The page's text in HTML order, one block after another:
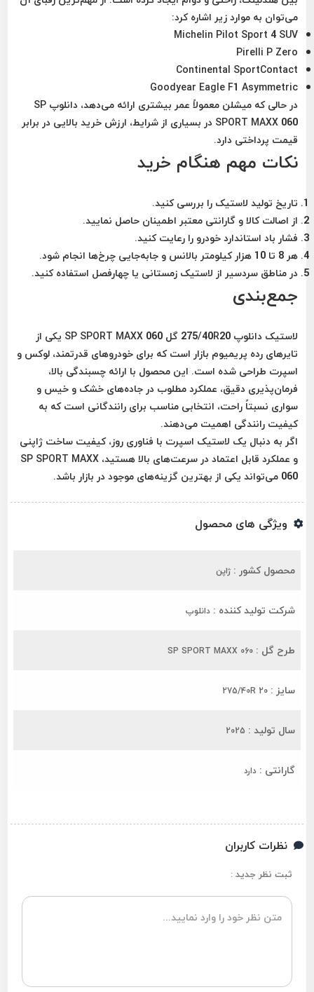
می‌توان به موارد زیر اشاره کرد:
Michelin Pilot Sport 4 SUV
Pirelli P Zero
Continental SportContact
Goodyear Eagle F1 Asymmetric
در حالی که میشلن معمولاً عمر بیشتری ارائه می‌دهد، دانلوپ SP
SPORT MAXX 060 در بسیاری از شرایط، ارزش خرید بالایی در برابر
قیمت پرداختی دارد.
نکات مهم هنگام خرید
تاریخ تولید لاستیک را بررسی کنید.
از اصالت کالا و گارانتی معتبر اطمینان حاصل نمایید.
فشار باد استاندارد خودرو را رعایت کنید.
هر 8 تا 10 هزار کیلومتر بالانس و جابه‌جایی چرخ‌ها انجام شود.
در مناطق سردسیر از لاستیک زمستانی یا چهارفصل استفاده کنید.
جمع‌بندی
لاستیک دانلوپ 275/40R20 گل SP SPORT MAXX 060 یکی از
تایرهای رده پریمیوم بازار است که برای خودروهای قدرتمند، لوکس و
اسپرت طراحی شده است. این محصول با ارائه چسبندگی بالا،
فرمان‌پذیری دقیق، عملکرد مطلوب در جاده‌های خشک و خیس و
سواری نسبتاً راحت، انتخابی مناسب برای رانندگانی است که به
کیفیت رانندگی اهمیت می‌دهند.
اگر به دنبال یک لاستیک اسپرت با فناوری روز، کیفیت ساخت ژاپنی
و عملکرد قابل اعتماد در سرعت‌های بالا هستید، SP SPORT MAXX
060 می‌تواند یکی از بهترین گزینه‌های موجود در بازار باشد.
ویژگی های محصول
محصول کشور : ژاپن
شرکت تولید کننده : دانلوپ
طرح گل : SP SPORT MAXX 060
سایز : 275/40R 20
سال تولید : 2025
گارانتی : دارد
نظرات کاربران
ثبت نظر جدید :